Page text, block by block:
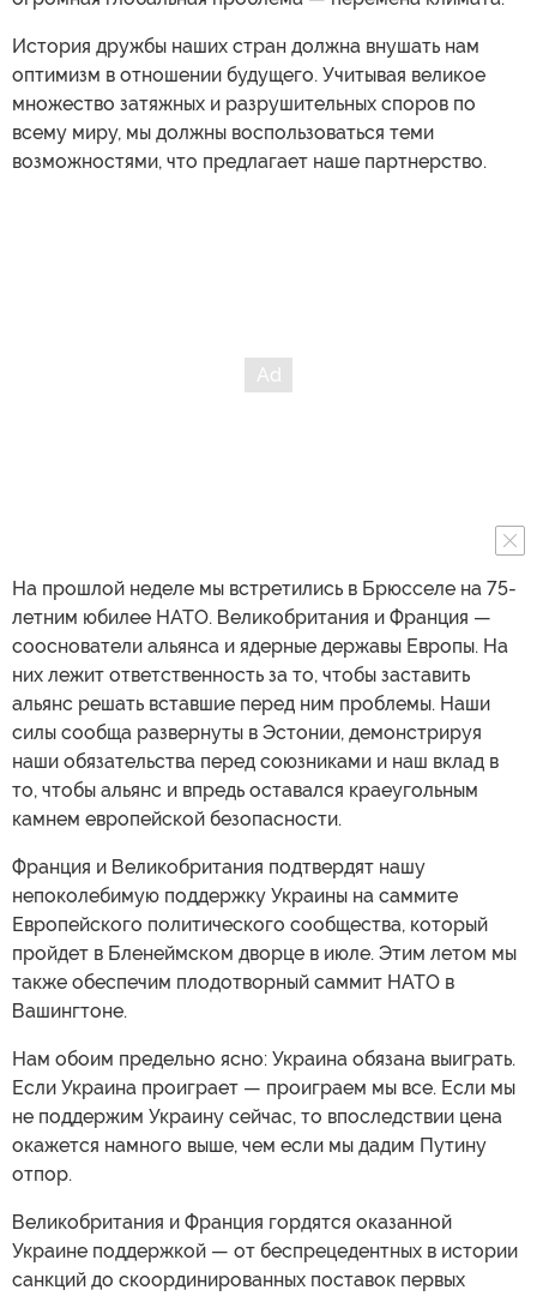
История дружбы наших стран должна внушать нам
оптимизм в отношении будущего. Учитывая великое
множество затяжных и разрушительных споров по
всему миру, мы должны воспользоваться теми
возможностями, что предлагает наше партнерство.
На прошлой неделе мы встретились в Брюсселе на 75-
летним юбилее НАТО. Великобритания и Франция —
сооснователи альянса и ядерные державы Европы. На
них лежит ответственность за то, чтобы заставить
альянс решать вставшие перед ним проблемы. Наши
силы сообща развернуты в Эстонии, демонстрируя
наши обязательства перед союзниками и наш вклад в
то, чтобы альянс и впредь оставался краеугольным
камнем европейской безопасности.
Франция и Великобритания подтвердят нашу
непоколебимую поддержку Украины на саммите
Европейского политического сообщества, который
пройдет в Бленеймском дворце в июле. Этим летом мы
также обеспечим плодотворный саммит НАТО в
Вашингтоне.
Нам обоим предельно ясно: Украина обязана выиграть.
Если Украина проиграет — проиграем мы все. Если мы
не поддержим Украину сейчас, то впоследствии цена
окажется намного выше, чем если мы дадим Путину
отпор.
Великобритания и Франция гордятся оказанной
Украине поддержкой — от беспрецедентных в истории
санкций до скоординированных поставок первых